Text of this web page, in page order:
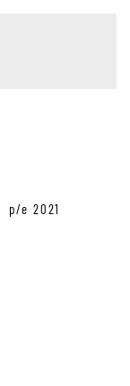
p/e 2021